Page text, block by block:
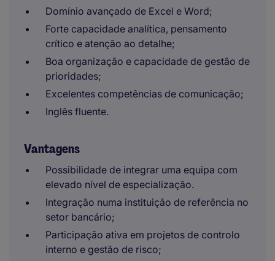
Domínio avançado de Excel e Word;
Forte capacidade analítica, pensamento
crítico e atenção ao detalhe;
Boa organização e capacidade de gestão de
prioridades;
Excelentes competências de comunicação;
Inglês fluente.
Vantagens
Possibilidade de integrar uma equipa com
elevado nível de especialização.
Integração numa instituição de referência no
setor bancário;
Participação ativa em projetos de controlo
interno e gestão de risco;